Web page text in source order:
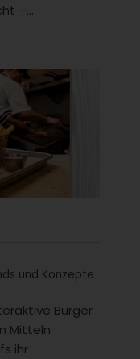
–...
und Konzepte
Burger
Mitteln
ihr